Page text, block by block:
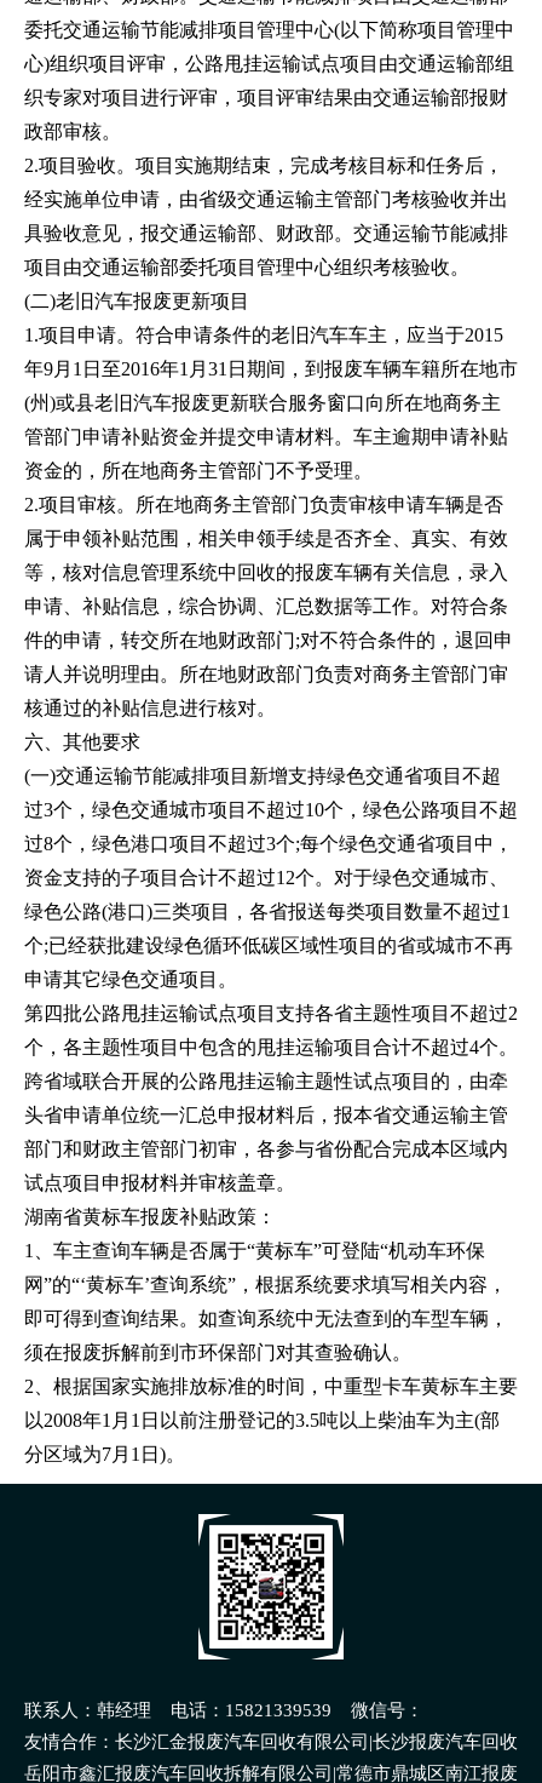
委托交通运输节能减排项目管理中心(以下简称项目管理中
心)组织项目评审，公路甩挂运输试点项目由交通运输部组
织专家对项目进行评审，项目评审结果由交通运输部报财
政部审核。
2.项目验收。项目实施期结束，完成考核目标和任务后，
经实施单位申请，由省级交通运输主管部门考核验收并出
具验收意见，报交通运输部、财政部。交通运输节能减排
项目由交通运输部委托项目管理中心组织考核验收。
(二)老旧汽车报废更新项目
1.项目申请。符合申请条件的老旧汽车车主，应当于2015
年9月1日至2016年1月31日期间，到报废车辆车籍所在地市
(州)或县老旧汽车报废更新联合服务窗口向所在地商务主
管部门申请补贴资金并提交申请材料。车主逾期申请补贴
资金的，所在地商务主管部门不予受理。
2.项目审核。所在地商务主管部门负责审核申请车辆是否
属于申领补贴范围，相关申领手续是否齐全、真实、有效
等，核对信息管理系统中回收的报废车辆有关信息，录入
申请、补贴信息，综合协调、汇总数据等工作。对符合条
件的申请，转交所在地财政部门;对不符合条件的，退回申
请人并说明理由。所在地财政部门负责对商务主管部门审
核通过的补贴信息进行核对。
六、其他要求
(一)交通运输节能减排项目新增支持绿色交通省项目不超
过3个，绿色交通城市项目不超过10个，绿色公路项目不超
过8个，绿色港口项目不超过3个;每个绿色交通省项目中，
资金支持的子项目合计不超过12个。对于绿色交通城市、
绿色公路(港口)三类项目，各省报送每类项目数量不超过1
个;已经获批建设绿色循环低碳区域性项目的省或城市不再
申请其它绿色交通项目。
第四批公路甩挂运输试点项目支持各省主题性项目不超过2
个，各主题性项目中包含的甩挂运输项目合计不超过4个。
跨省域联合开展的公路甩挂运输主题性试点项目的，由牵
头省申请单位统一汇总申报材料后，报本省交通运输主管
部门和财政主管部门初审，各参与省份配合完成本区域内
试点项目申报材料并审核盖章。
湖南省黄标车报废补贴政策：
1、车主查询车辆是否属于“黄标车”可登陆“机动车环保
网”的“‘黄标车’查询系统”，根据系统要求填写相关内容，
即可得到查询结果。如查询系统中无法查到的车型车辆，
须在报废拆解前到市环保部门对其查验确认。
2、根据国家实施排放标准的时间，中重型卡车黄标车主要
以2008年1月1日以前注册登记的3.5吨以上柴油车为主(部
分区域为7月1日)。
联系人：韩经理 电话：15821339539 微信号：
15821339539
友情合作：长沙汇金报废汽车回收有限公司|长沙报废汽车回收
有限公司|岳阳天胜报废汽车回收拆解利用有限公司
岳阳市鑫汇报废汽车回收拆解有限公司|常德市鼎城区南江报废